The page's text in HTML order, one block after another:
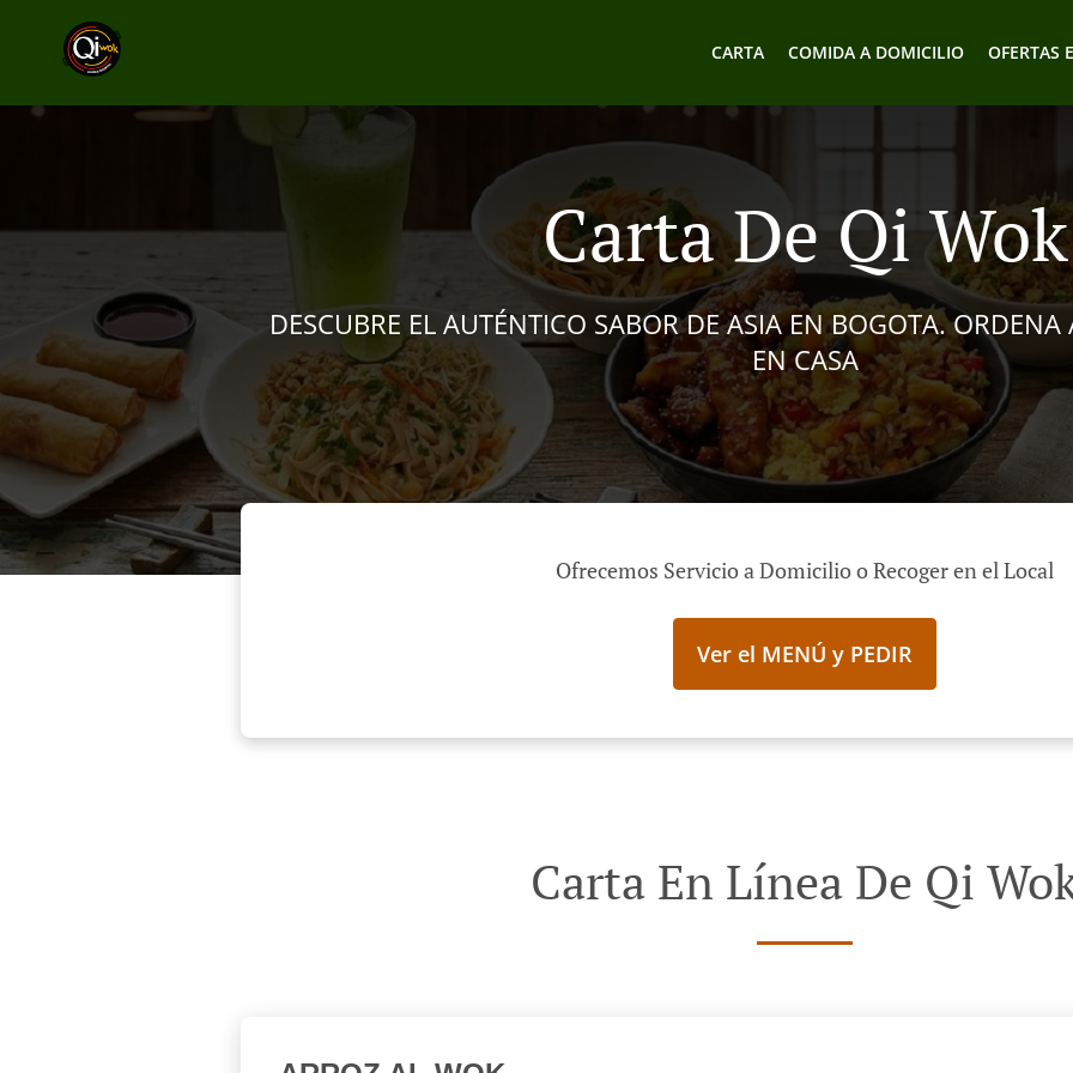
CARTA COMIDA A DOMICILIO OFERTAS
Carta De Qi Wok
DESCUBRE EL AUTÉNTICO SABOR DE ASIA EN BOGOTA.
EN CASA
Ofrecemos Servicio a Domicilio o Recoger en el Local
Ver el MENÚ y PEDIR
Carta En Línea De Qi